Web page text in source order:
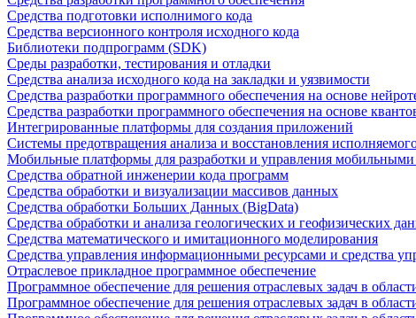
Средства подготовки исполнимого кода
Средства версионного контроля исходного кода
Библиотеки подпрограмм (SDK)
Среды разработки, тестирования и отладки
Средства анализа исходного кода на закладки и уязвимости
Средства разработки программного обеспечения на основе
Средства разработки программного обеспечения на основе
Интегрированные платформы для создания приложений
Системы предотвращения анализа и восстановления
Мобильные платформы для разработки и управления
Средства обратной инженерии кода программ
Средства обработки и визуализации массивов данных
Средства обработки Больших Данных (BigData)
Средства обработки и анализа геологических и геофизических
Средства математического и имитационного моделирования
Средства управления информационными ресурсами и средства
Отраслевое прикладное программное обеспечение
Программное обеспечение для решения отраслевых задач в
Программное обеспечение для решения отраслевых задач в